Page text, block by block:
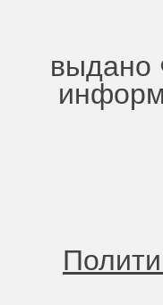
выдано